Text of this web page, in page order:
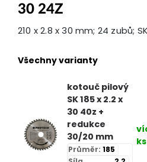
30 24Z
210 x 2.8 x 30 mm; 24 zubů;
Všechny varianty
kotouč pilový
SK 185 x 2.2 x
30 40z +
redukce
30/20 mm
Průměr: 185
ks